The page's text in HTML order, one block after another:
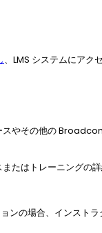
、LMS システムにアク
やその他の
たはトレーニングの
ンの場合、インスト